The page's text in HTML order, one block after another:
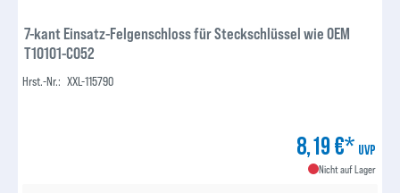
7-kant Einsatz-Felgenschloss für Steckschlüssel wie OEM
T10101-C052
Hrst.-Nr.: XXL-115790
8,19 €* UVP
Nicht auf Lager